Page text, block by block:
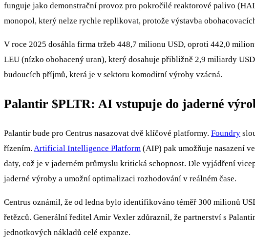
funguje jako demonstrační provoz pro pokročilé reaktorové palivo
monopol, který nelze rychle replikovat, protože výstavba
V roce 2025 dosáhla firma tržeb 448,7 milionu USD, oproti 442,0
LEU (nízko obohacený uran), který dosahuje přibližně 2,9 miliardy
budoucích příjmů, která je v sektoru komoditní výroby vzácná.
Palantir $PLTR: AI vstupuje do jaderné
Palantir bude pro Centrus nasazovat dvě klíčové platformy. Foundry
řízením. Artificial Intelligence Platform (AIP) pak umožňuje nasazení
daty, což je v jaderném průmyslu kritická schopnost. Dle vyjádření
jaderné výroby a umožní optimalizaci rozhodování v reálném čase.
Centrus oznámil, že od ledna bylo identifikováno téměř 300 milionů
řetězců. Generální ředitel Amir Vexler zdůraznil, že partnerství s
jednotkových nákladů celé expanze.